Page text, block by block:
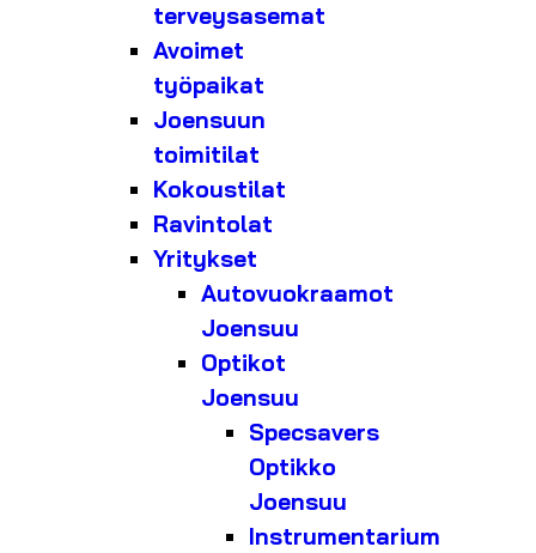
terveysasemat
Avoimet
työpaikat
Joensuun
toimitilat
Kokoustilat
Ravintolat
Yritykset
Autovuokraamot
Joensuu
Optikot
Joensuu
Specsavers
Optikko
Joensuu
Instrumentarium